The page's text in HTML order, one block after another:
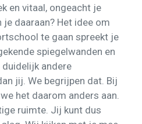
en vitaal, ongeacht je
daaraan? Het idee om
te gaan spreekt je
spiegelwanden en
andere
jij. We begrijpen dat. Bij
het daarom anders aan.
ruimte. Jij kunt dus